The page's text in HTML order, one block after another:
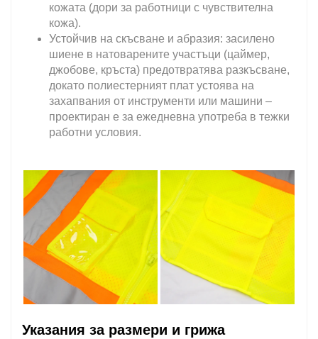
кожата (дори за работници с чувствителна
кожа).
Устойчив на скъсване и абразия: засилено
шиене в натоварените участъци (цаймер,
джобове, кръста) предотвратява разкъсване,
докато полиестерният плат устоява на
захапвания от инструменти или машини –
проектиран е за ежедневна употреба в тежки
работни условия.
Указания за размери и грижа